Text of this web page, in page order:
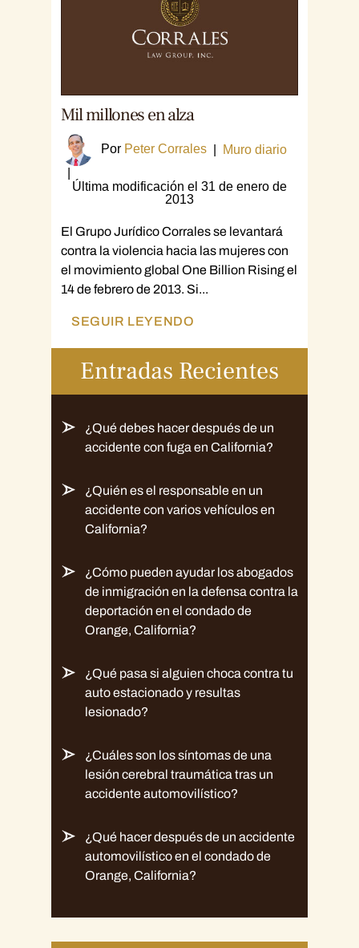
Mil millones en alza
Por Peter Corrales
Muro diario
Última modificación el 31 de enero de
2013
El Grupo Jurídico Corrales se levantará
contra la violencia hacia las mujeres con
el movimiento global One Billion Rising el
14 de febrero de 2013. Si...
SEGUIR LEYENDO
Entradas Recientes
¿Qué debes hacer después de un
accidente con fuga en California?
¿Quién es el responsable en un
accidente con varios vehículos en
California?
¿Cómo pueden ayudar los abogados
de inmigración en la defensa contra la
deportación en el condado de
Orange, California?
¿Qué pasa si alguien choca contra tu
auto estacionado y resultas
lesionado?
¿Cuáles son los síntomas de una
lesión cerebral traumática tras un
accidente automovilístico?
¿Qué hacer después de un accidente
automovilístico en el condado de
Orange, California?